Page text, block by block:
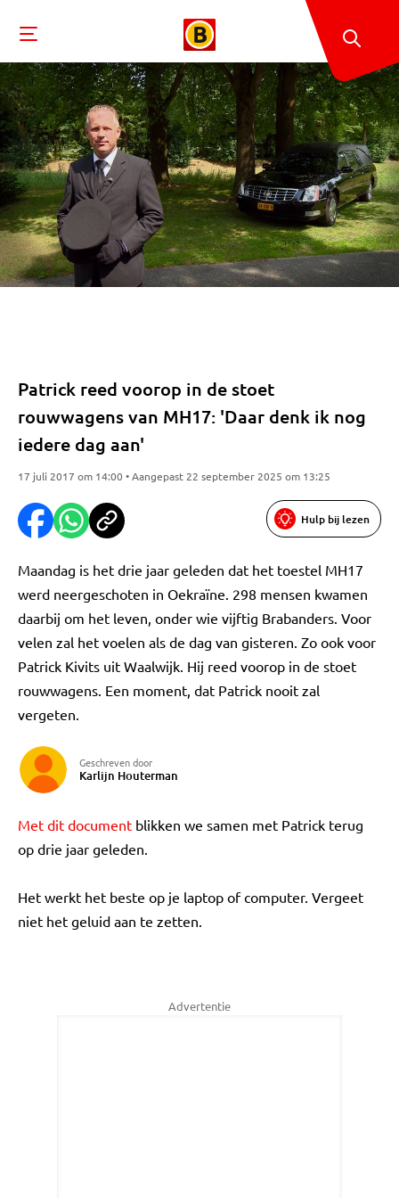
Patrick reed voorop in de stoet
rouwwagens van MH17: 'Daar denk ik nog
iedere dag aan'
17 juli 2017 om 14:00 • Aangepast 22 september 2025 om 13:25
Hulp bij lezen
Maandag is het drie jaar geleden dat het toestel MH17
werd neergeschoten in Oekraïne. 298 mensen kwamen
daarbij om het leven, onder wie vijftig Brabanders. Voor
velen zal het voelen als de dag van gisteren. Zo ook voor
Patrick Kivits uit Waalwijk. Hij reed voorop in de stoet
rouwwagens. Een moment, dat Patrick nooit zal
vergeten.
Geschreven door
Karlijn Houterman
Met dit document blikken we samen met Patrick terug
op drie jaar geleden.
Het werkt het beste op je laptop of computer. Vergeet
niet het geluid aan te zetten.
Advertentie